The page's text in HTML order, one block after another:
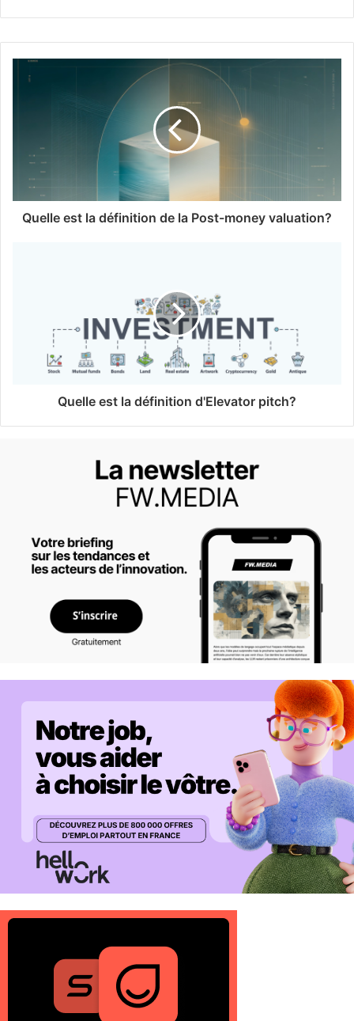
Quelle est la définition de la Post-money valuation?
Quelle est la définition d'Elevator pitch?